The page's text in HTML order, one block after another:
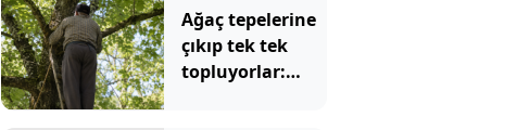
Ağaç tepelerine
çıkıp tek tek
topluyorlar: